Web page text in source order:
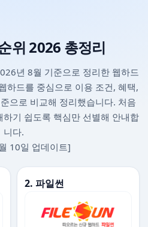
위 2026 총정리
년 8월 기준으로 정리한 웹하드
하드를 중심으로 이용 조건, 혜택,
으로 비교해 정리했습니다. 처음
기 쉽도록 핵심만 선별해 안내합
니다.
10일 업데이트]
2. 파일썬